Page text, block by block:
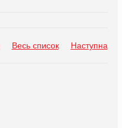
Весь список Наступна